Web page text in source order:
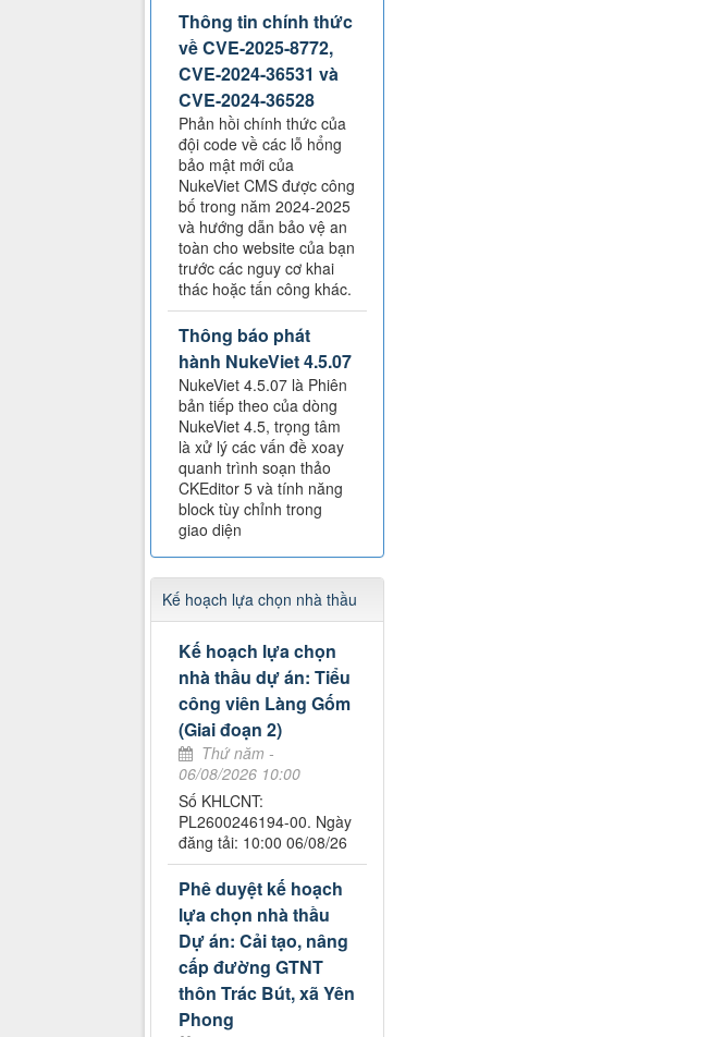
Thông tin chính thức
về CVE-2025-8772,
CVE-2024-36531 và
CVE-2024-36528
Phản hồi chính thức của
đội code về các lỗ hổng
bảo mật mới của
NukeViet CMS được công
bố trong năm 2024-2025
và hướng dẫn bảo vệ an
toàn cho website của bạn
trước các nguy cơ khai
thác hoặc tấn công khác.
Thông báo phát
hành NukeViet 4.5.07
NukeViet 4.5.07 là Phiên
bản tiếp theo của dòng
NukeViet 4.5, trọng tâm
là xử lý các vấn đề xoay
quanh trình soạn thảo
CKEditor 5 và tính năng
block tùy chỉnh trong
giao diện
Kế hoạch lựa chọn nhà thầu
Kế hoạch lựa chọn
nhà thầu dự án: Tiểu
công viên Làng Gốm
(Giai đoạn 2)
Thứ năm -
06/08/2026 10:00
Số KHLCNT:
PL2600246194-00. Ngày
đăng tải: 10:00 06/08/26
Phê duyệt kế hoạch
lựa chọn nhà thầu
Dự án: Cải tạo, nâng
cấp đường GTNT
thôn Trác Bút, xã Yên
Phong